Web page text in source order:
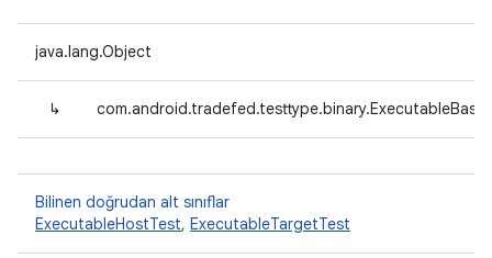
java.lang.Object
↳
Bilinen doğrudan alt sınıflar
ExecutableHostTest, ExecutableTargetTest